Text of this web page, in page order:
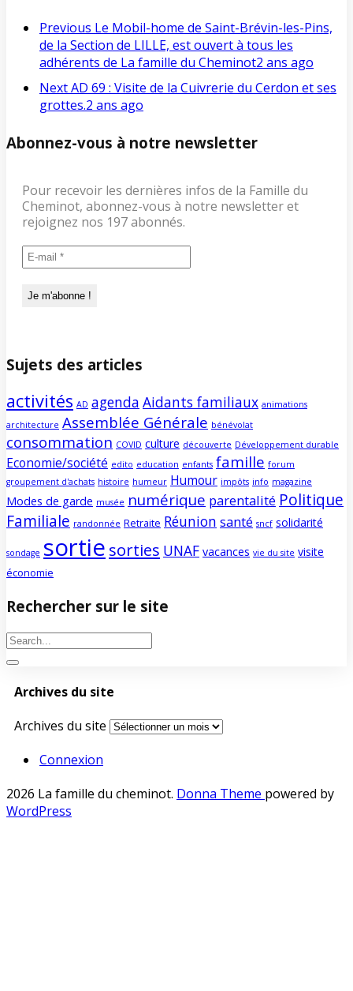
Previous Le Mobil-home de Saint-Brévin-les-Pins,
de la Section de LILLE, est ouvert à tous les
adhérents de La famille du Cheminot2 ans ago
NextAD 69 : Visite de la Cuivrerie du Cerdon et ses
grottes.2 ans ago
Abonnez-vous à notre newsletter
Pour recevoir les dernières infos de la Famille du
Cheminot, abonnez-vous à notre newsletter et
rejoignez nos 197 abonnés.
Sujets des articles
activités AD agenda Aidants familiaux animations
architecture Assemblée Générale bénévolat
consommation COVID culture découverte Développement durable
Economie/société edito education enfants famille forum
groupement d'achats histoire humeur Humour impôts info magazine
Modes de garde musée numérique parentalité Politique
Familiale randonnée Retraite Réunion santé sncf solidarité
sondage sortie sorties UNAF vacances vie du site visite
économie
Rechercher sur le site
Archives du site
Archives du site
Connexion
2026 La famille du cheminot. Donna Theme powered by
WordPress